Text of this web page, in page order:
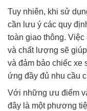
Tuy nhiên, khi sử
cần lưu ý các quy
toàn giao thông.
và chất lượng sẽ
và đảm bảo chiếc xe
ứng đầy đủ nhu cầu
Với những ưu điểm
đây là một phương